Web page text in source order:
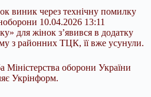
виник через технічну помилку
10.04.2026 13:11
для жінок з’явився в додатку
з районних ТЦК, її вже усунули.
оборони України
Укрінформ.